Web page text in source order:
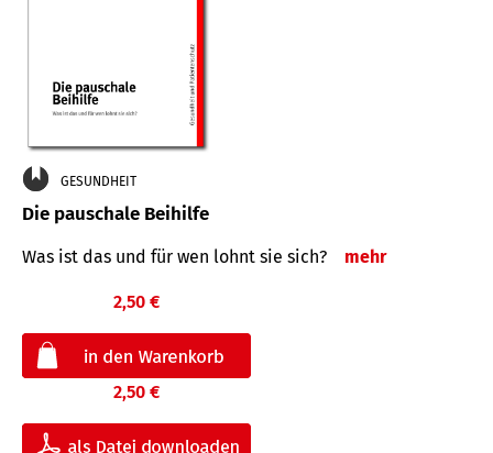
GESUNDHEIT
Die pauschale Beihilfe
Was ist das und für wen lohnt sie sich? mehr
2,50 €
2,50 €